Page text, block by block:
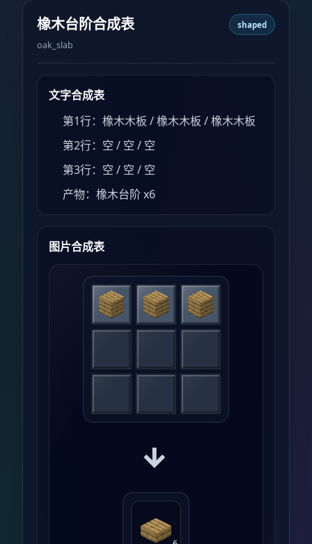
橡木台阶合成表
oak_slab
shaped
文字合成表
第1行：橡木木板 / 橡木木板 / 橡木木板
第2行：空 / 空 / 空
第3行：空 / 空 / 空
产物：橡木台阶 x6
图片合成表
→